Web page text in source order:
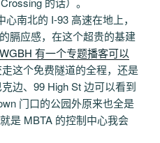
南北的 I-93 高速在地上，
膈应感，在这个超贵的基建
WGBH 有一个专题播客可以
这个免费隧道的全程，还是
边、99 High St 边可以看到
门口的公园外原来也全是
是 MBTA 的控制中心我会